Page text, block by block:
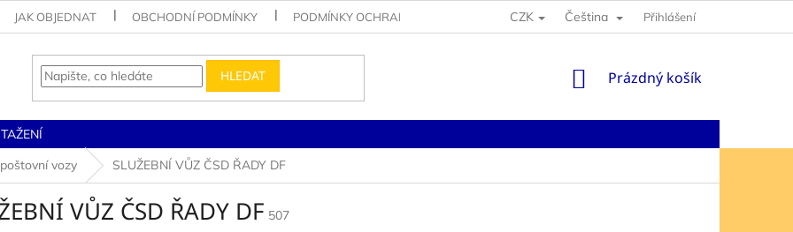
JAK OBJEDNAT OBCHODNÍ PODMÍNKY PODMÍNKY OCHRANY OSOBNÍCH ÚDAJŮCZK Čeština Přihlášení
HLEDAT
NÁKUPNÍ
Prázdný košík
vozy SLUŽEBNÍ VŮZ ČSD ŘADY DF
VŮZ ČSD ŘADY DF 507